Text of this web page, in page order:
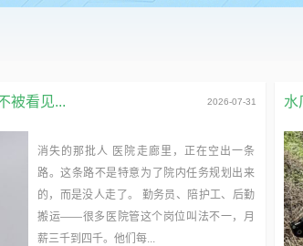
被看见... 2026-07-31
消失的那批人 医院走廊里，正在空出一条
路。这条路不是特意为了院内任务规划出来
的，而是没人走了。 勤务员、陪护工、后勤
搬运——很多医院管这个岗位叫法不一，月
薪三千到四千。他们每...
水